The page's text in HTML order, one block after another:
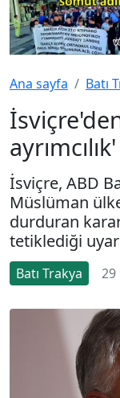
Ana sayfa Batı
İsviçre, ABD
Müslüman
durduran
tetiklediği
Batı Trakya 29